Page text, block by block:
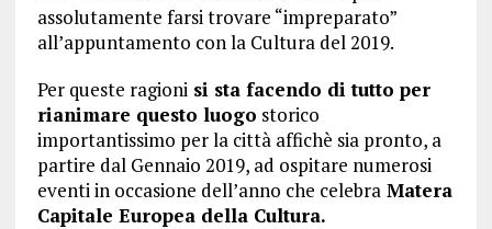
assolutamente farsi trovare “impreparato”
all’appuntamento con la Cultura del 2019.
Per queste ragionisi sta facendo di tutto per
rianimare questo luogo storico
importantissimo per la città affichè sia pronto, a
partire dal Gennaio 2019, ad ospitare numerosi
eventi in occasione dell’anno che celebraMatera
Capitale Europea della Cultura.